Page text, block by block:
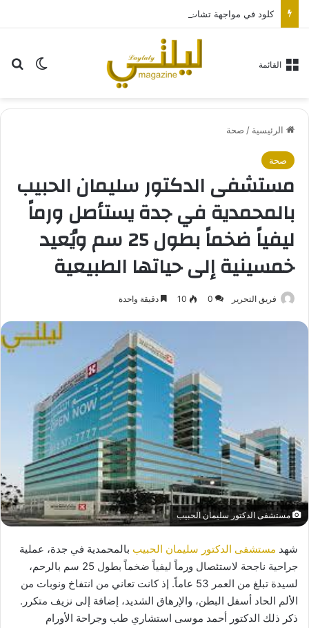
الوضع القائمة
الرئيسية / صحة
صحة
مستشفى الدكتور سليمان الحبيب
بالمحمدية في جدة يستأصل ورماً
ليفياً ضخماً بطول 25 سم ويُعيد
خمسينية إلى حياتها الطبيعية
فريق التحرير 0
10 دقيقة واحدة
مستشفى الدكتور سليمان الحبيب
شهد مستشفى الدكتور سليمان الحبيب بالمحمدية في جدة، عملية
جراحية ناجحة لاستئصال ورماً ليفياً ضخماً بطول 25 سم بالرحم،
لسيدة تبلغ من العمر 53 عاماً. إذ كانت تعاني من انتفاخ ونوبات من
الألم الحاد أسفل البطن، والإرهاق الشديد، إضافة إلى نزيف متكرر.
ذكر ذلك الدكتور أحمد موسى استشاري طب وجراحة الأورام